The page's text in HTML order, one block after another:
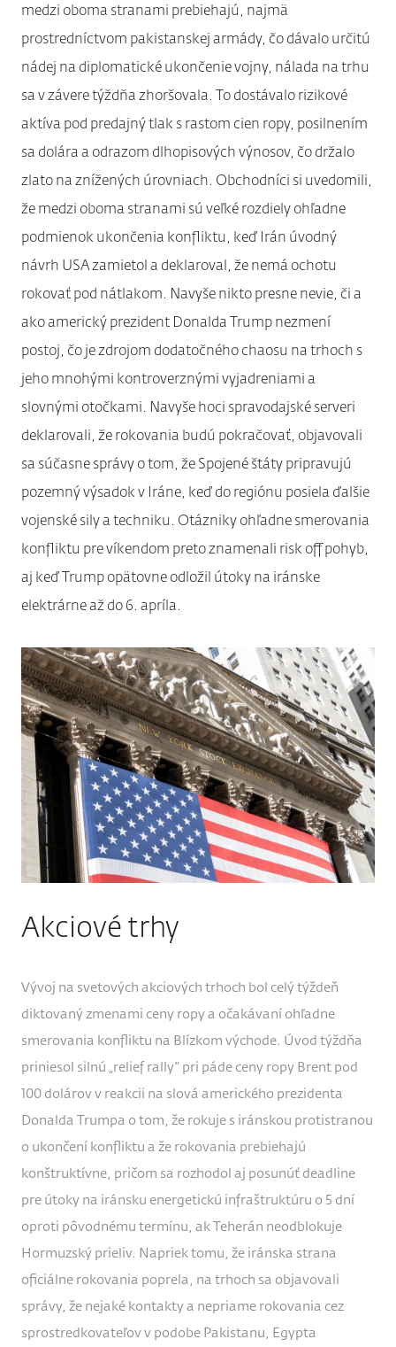
medzi oboma stranami prebiehajú, najmä
prostredníctvom pakistanskej armády, čo dávalo určitú
nádej na diplomatické ukončenie vojny, nálada na trhu
sa v závere týždňa zhoršovala. To dostávalo rizikové
aktíva pod predajný tlak s rastom cien ropy, posilnením
sa dolára a odrazom dlhopisových výnosov, čo držalo
zlato na znížených úrovniach. Obchodníci si uvedomili,
že medzi oboma stranami sú veľké rozdiely ohľadne
podmienok ukončenia konfliktu, keď Irán úvodný
návrh USA zamietol a deklaroval, že nemá ochotu
rokovať pod nátlakom. Navyše nikto presne nevie, či a
ako americký prezident Donalda Trump nezmení
postoj, čo je zdrojom dodatočného chaosu na trhoch s
jeho mnohými kontroverznými vyjadreniami a
slovnými otočkami. Navyše hoci spravodajské serveri
deklarovali, že rokovania budú pokračovať, objavovali
sa súčasne správy o tom, že Spojené štáty pripravujú
pozemný výsadok v Iráne, keď do regiónu posiela ďalšie
vojenské sily a techniku. Otázniky ohľadne smerovania
konfliktu pre víkendom preto znamenali risk off pohyb,
aj keď Trump opätovne odložil útoky na iránske
elektrárne až do 6. apríla.
Akciové trhy
Vývoj na svetových akciových trhoch bol celý týždeň
diktovaný zmenami ceny ropy a očakávaní ohľadne
smerovania konfliktu na Blízkom východe. Úvod týždňa
priniesol silnú „relief rally“ pri páde ceny ropy Brent pod
100 dolárov v reakcii na slová amerického prezidenta
Donalda Trumpa o tom, že rokuje s iránskou protistranou
o ukončení konfliktu a že rokovania prebiehajú
konštruktívne, pričom sa rozhodol aj posunúť deadline
pre útoky na iránsku energetickú infraštruktúru o 5 dní
oproti pôvodnému termínu, ak Teherán neodblokuje
Hormuzský prieliv. Napriek tomu, že iránska strana
oficiálne rokovania poprela, na trhoch sa objavovali
správy, že nejaké kontakty a nepriame rokovania cez
sprostredkovateľov v podobe Pakistanu, Egypta